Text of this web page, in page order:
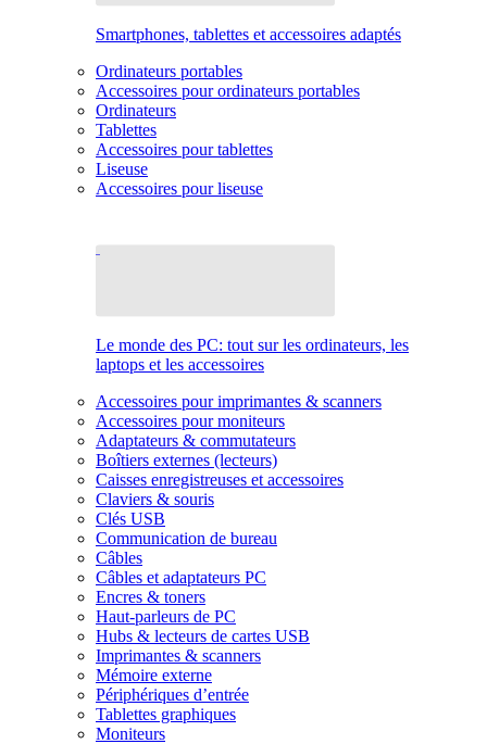
Smartphones, tablettes et accessoires adaptés
Ordinateurs portables
Accessoires pour ordinateurs portables
Ordinateurs
Tablettes
Accessoires pour tablettes
Liseuse
Accessoires pour liseuse
Le monde des PC: tout sur les ordinateurs, les
laptops et les accessoires
Accessoires pour imprimantes & scanners
Accessoires pour moniteurs
Adaptateurs & commutateurs
Boîtiers externes (lecteurs)
Caisses enregistreuses et accessoires
Claviers & souris
Clés USB
Communication de bureau
Câbles
Câbles et adaptateurs PC
Encres & toners
Haut-parleurs de PC
Hubs & lecteurs de cartes USB
Imprimantes & scanners
Mémoire externe
Périphériques d’entrée
Tablettes graphiques
Moniteurs